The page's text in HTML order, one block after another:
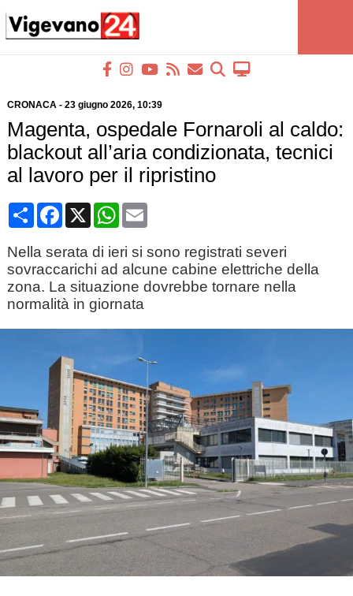
CRONACA- 23 giugno 2026, 10:39
Magenta, ospedale Fornaroli al caldo:
blackout all’aria condizionata, tecnici
al lavoro per il ripristino
CondividiFacebook
X WhatsApp
Email
Nella serata di ieri si sono registrati severi
sovraccarichi ad alcune cabine elettriche della
zona. La situazione dovrebbe tornare nella
normalità in giornata